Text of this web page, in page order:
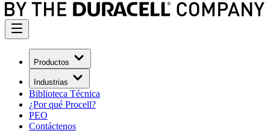
Productos
Industrias
Biblioteca Técnica
¿Por qué Procell?
PEO
Contáctenos